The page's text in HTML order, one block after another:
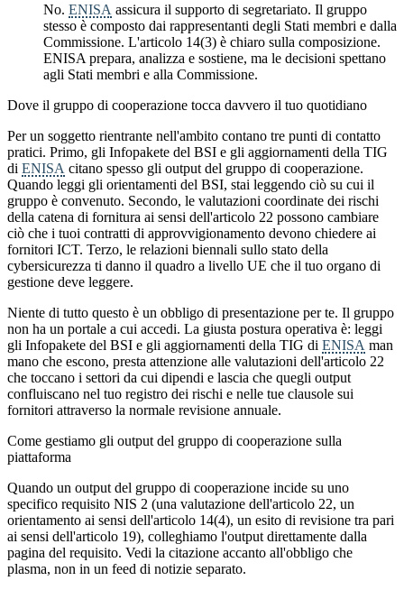
No. ENISA assicura il supporto di segretariato. Il gruppo
stesso è composto dai rappresentanti degli Stati membri e dalla
Commissione. L'articolo 14(3) è chiaro sulla composizione.
ENISA prepara, analizza e sostiene, ma le decisioni spettano
agli Stati membri e alla Commissione.
Dove il gruppo di cooperazione tocca davvero il tuo quotidiano
Per un soggetto rientrante nell'ambito contano tre punti di contatto
pratici. Primo, gli Infopakete del BSI e gli aggiornamenti della TIG
di ENISA citano spesso gli output del gruppo di cooperazione.
Quando leggi gli orientamenti del BSI, stai leggendo ciò su cui il
gruppo è convenuto. Secondo, le valutazioni coordinate dei rischi
della catena di fornitura ai sensi dell'articolo 22 possono cambiare
ciò che i tuoi contratti di approvvigionamento devono chiedere ai
fornitori ICT. Terzo, le relazioni biennali sullo stato della
cybersicurezza ti danno il quadro a livello UE che il tuo organo di
gestione deve leggere.
Niente di tutto questo è un obbligo di presentazione per te. Il gruppo
non ha un portale a cui accedi. La giusta postura operativa è: leggi
gli Infopakete del BSI e gli aggiornamenti della TIG di ENISA man
mano che escono, presta attenzione alle valutazioni dell'articolo 22
che toccano i settori da cui dipendi e lascia che quegli output
confluiscano nel tuo registro dei rischi e nelle tue clausole sui
fornitori attraverso la normale revisione annuale.
Come gestiamo gli output del gruppo di cooperazione sulla
piattaforma
Quando un output del gruppo di cooperazione incide su uno
specifico requisito NIS 2 (una valutazione dell'articolo 22, un
orientamento ai sensi dell'articolo 14(4), un esito di revisione tra pari
ai sensi dell'articolo 19), colleghiamo l'output direttamente dalla
pagina del requisito. Vedi la citazione accanto all'obbligo che
plasma, non in un feed di notizie separato.